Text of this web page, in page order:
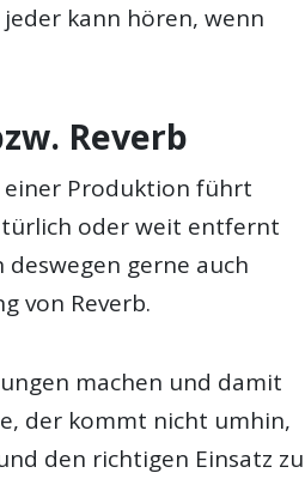
kann hören, wenn
Reverb
einer Produktion führt
oder weit entfernt
gerne auch
von Reverb.
machen und damit
der kommt nicht umhin,
den richtigen Einsatz zu